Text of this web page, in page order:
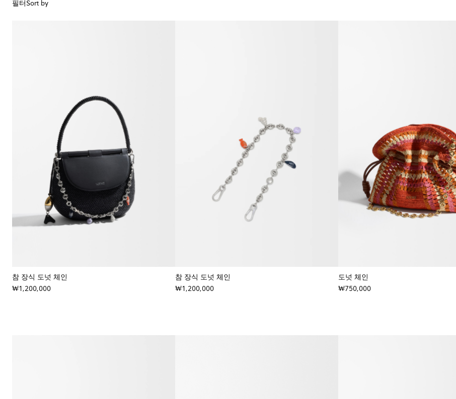
필터 Sort by
참 장식 도넛 체인
₩1,200,000
참 장식 도넛 체인
₩1,200,000
도넛 체인
₩750,000